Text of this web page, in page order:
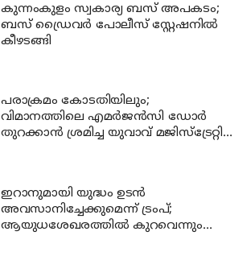
കുന്നംകുളം സ്വകാര്യ ബസ് അപകടം;
ബസ് ഡ്രൈവര്‍ പോലീസ് സ്റ്റേഷനില്‍
കീഴടങ്ങി
പരാക്രമം കോടതിയിലും;
വിമാനത്തിലെ എമര്‍ജന്‍സി ഡോര്‍
തുറക്കാന്‍ ശ്രമിച്ച യുവാവ് മജിസ്ട്രേറ്റിന്
ഇറാനുമായി യുദ്ധം ഉടൻ
അവസാനിച്ചേക്കുമെന്ന് ട്രംപ്;
ആയുധശേഖരത്തിൽ കുറവെന്നും